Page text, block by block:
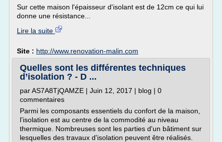
Sur cette maison l'épaisseur d'isolant est de 12cm ce qui lui
donne une résistance...
Lire la suite
Site : http://www.renovation-malin.com
Quelles sont les différentes techniques
d’isolation ? - D ...
par AS7A8TjQAMZE | Juin 12, 2017 | blog | 0
commentaires
Parmi les composants essentiels du confort de la maison,
l'isolation est au centre de la commodité au niveau
thermique. Nombreuses sont les parties d'un bâtiment sur
lesquelles des travaux d'isolation peuvent être réalisés.